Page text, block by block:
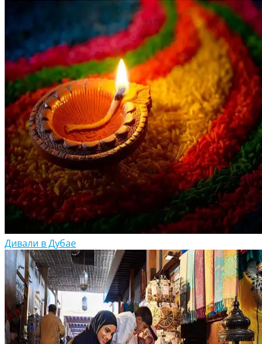
Дивали в Дубае